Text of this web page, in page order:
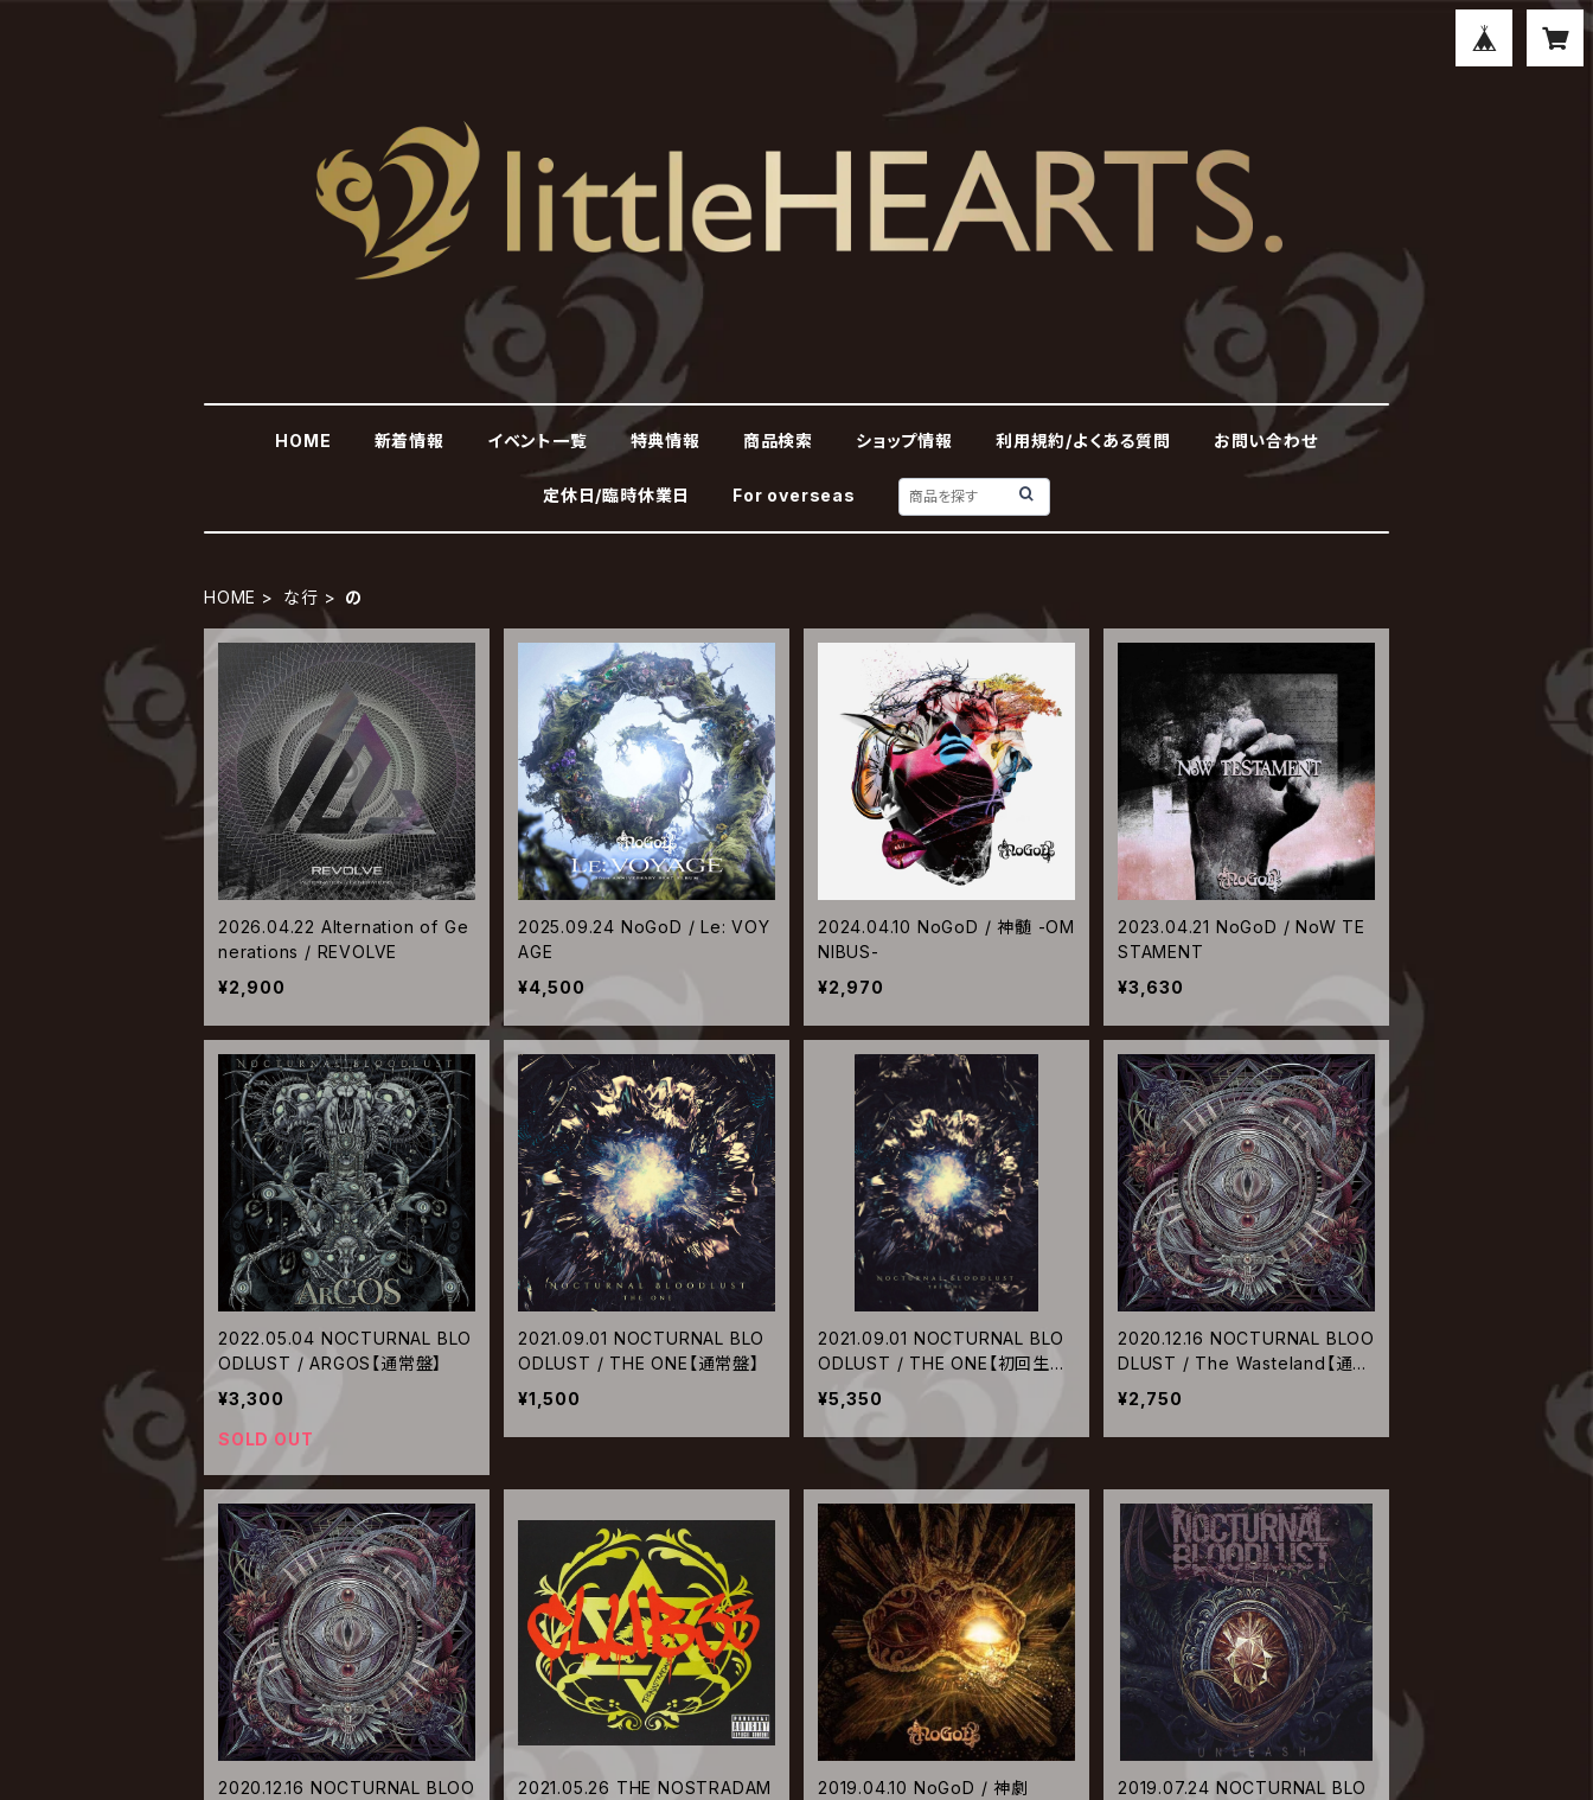
HOME 新着情報 イベント一覧 特典情報 商品検索 ショップ情報 利用規約/よくある質問 お問い合わせ
定休日/臨時休業日 For overseas
HOME な行 の
2026.04.22 Alternation of Ge
nerations / REVOLVE
¥2,900
2025.09.24 NoGoD / Le: VOY
AGE
¥4,500
2024.04.10 NoGoD / 神髄 -OM
NIBUS-
¥2,970
2023.04.21 NoGoD / NoW TE
STAMENT
¥3,630
2022.05.04 NOCTURNAL BLO
ODLUST / ARGOS【通常盤】
¥3,300
SOLD OUT
2021.09.01 NOCTURNAL BLO
ODLUST / THE ONE【通常盤】
¥1,500
2021.09.01 NOCTURNAL BLO
ODLUST / THE ONE【初回生産
限定盤】
¥5,350
2020.12.16 NOCTURNAL BLOO
DLUST / The Wasteland【通常
盤】
¥2,750
2020.12.16 NOCTURNAL BLOO
2021.05.26 THE NOSTRADAM
2019.04.10 NoGoD / 神劇
2019.07.24 NOCTURNAL BLO